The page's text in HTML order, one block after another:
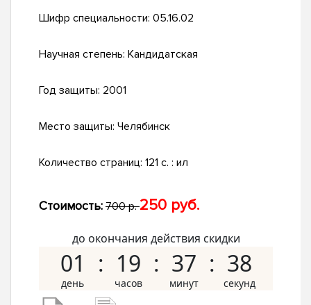
Шифр специальности: 05.16.02
Научная степень: Кандидатская
Год защиты: 2001
Место защиты: Челябинск
Количество страниц: 121 с. : ил
Стоимость: 700 р.250 руб.
до окончания действия скидки
01 19 37 37